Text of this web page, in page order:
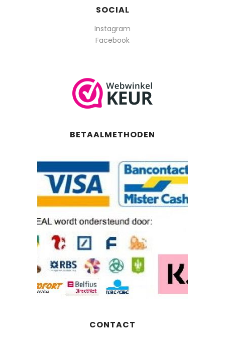
SOCIAL
Instagram
Facebook
BETAALMETHODEN
CONTACT